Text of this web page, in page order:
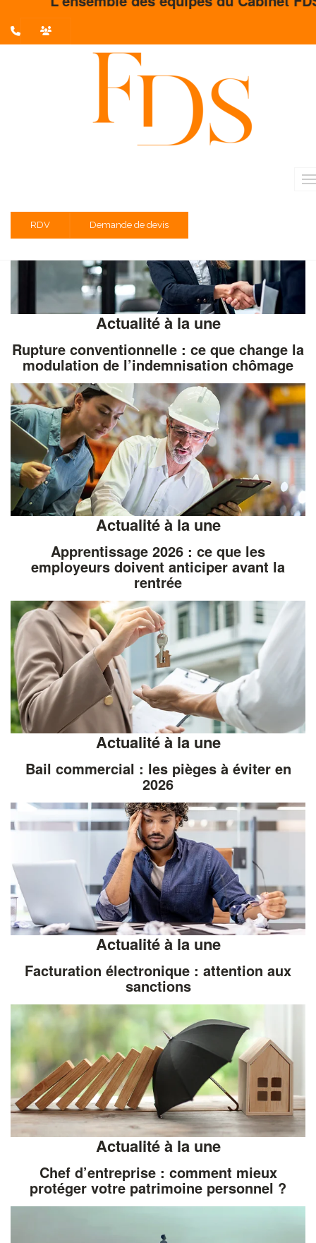
RDV Demande de devis
L'actualité du mois
Liste des évènements au 07/06/2022
Actualité à la une
Rupture conventionnelle : ce que change la
modulation de l’indemnisation chômage
Actualité à la une
Apprentissage 2026 : ce que les
employeurs doivent anticiper avant la
rentrée
Actualité à la une
Bail commercial : les pièges à éviter en
2026
Actualité à la une
Facturation électronique : attention aux
sanctions
Actualité à la une
Chef d’entreprise : comment mieux
protéger votre patrimoine personnel ?